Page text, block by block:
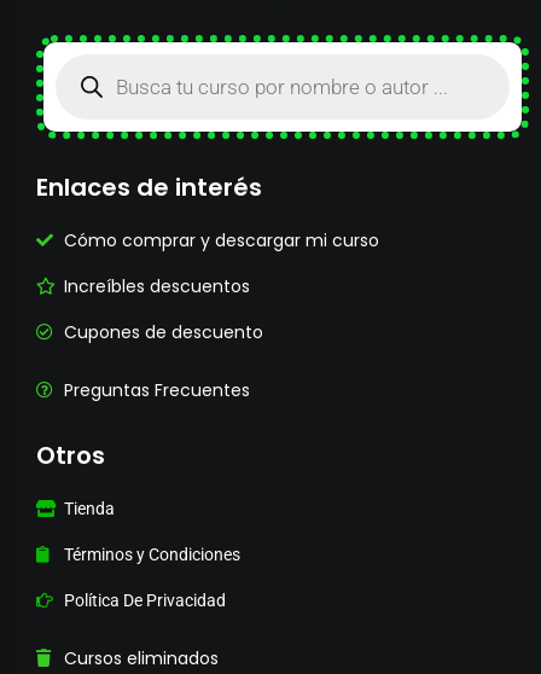
Enlaces de interés
Cómo comprar y descargar mi curso
Increíbles descuentos
Cupones de descuento
Preguntas Frecuentes
Otros
Tienda
Términos y Condiciones
Política De Privacidad
Cursos eliminados